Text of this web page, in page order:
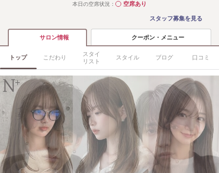
本日の空席状況： ◯空席あり
スタッフ募集を見る
サロン情報 クーポン・メニュー
トップ こだわり
スタイ
リスト
スタイル ブログ 口コミ